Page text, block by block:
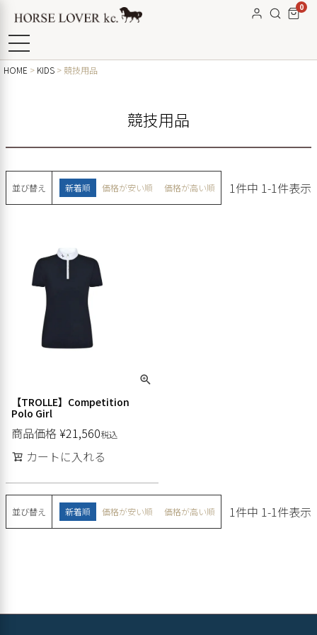
0
HOME KIDS 競技用品
競技用品
並び替え 新着順 価格が安い順 価格が高い順 1件中 1-1件表示
【TROLLE】Competition
Polo Girl
商品価格 ¥21,560税込
カートに入れる
並び替え 新着順 価格が安い順 価格が高い順 1件中 1-1件表示